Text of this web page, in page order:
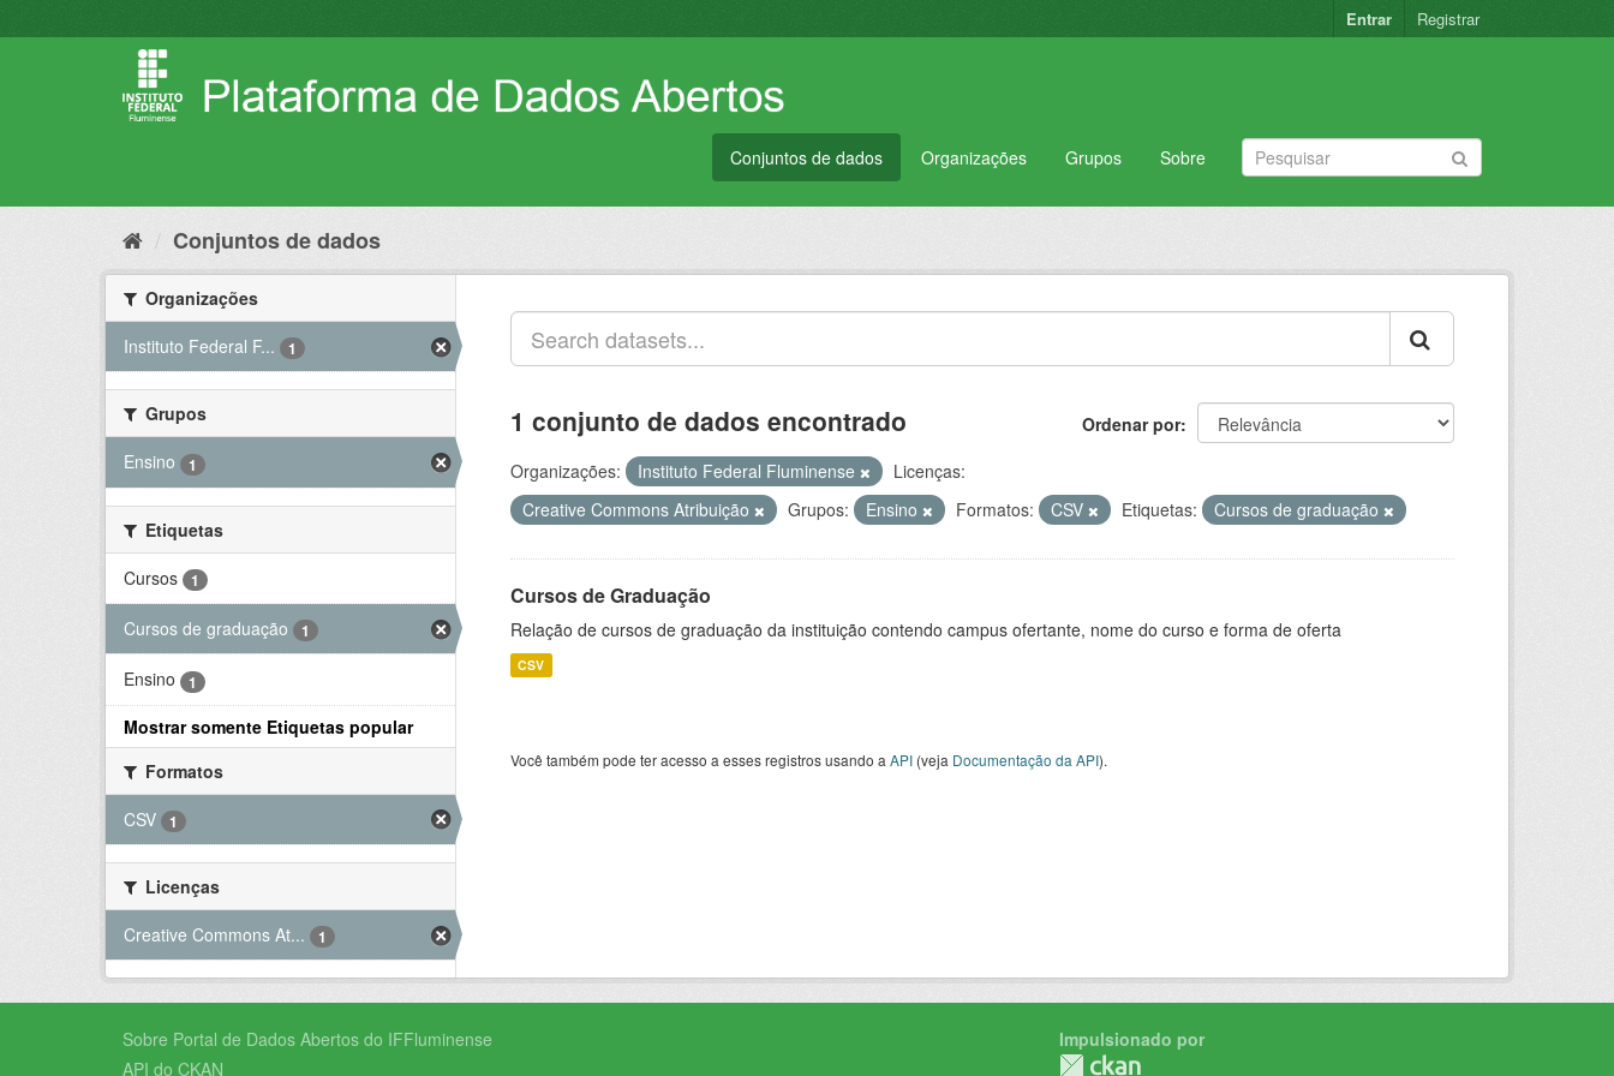
para
Entrar Registrar
Conjuntos de dados Organizações Grupos Sobre
Conjuntos de dados
Organizações
Instituto Federal F...
1
Grupos
Ensino
1
Etiquetas
Cursos
1
Cursos de graduação 1
Ensino 1
Mostrar somente Etiquetas popular
Formatos
CSV
1
Licenças
Creative Commons At...
1
Ordenar por
1 conjunto de dados encontrado
Organizações: Instituto Federal Fluminense
Licenças:
Creative Commons Atribuição
Grupos: Ensino Formatos: CSV Etiquetas: Cursos de graduação
Cursos de Graduação
Relação de cursos de graduação da instituição contendo campus ofertante, nome do curso e forma de oferta
CSV
Você também pode ter acesso a esses registros usando a API (veja Documentação da API).
Sobre Portal de Dados Abertos do IFFluminense
API do CKAN
Impulsionado por